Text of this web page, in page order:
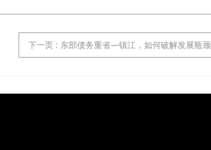
下一页 : 东部债务重省—镇江，如何破解发展瓶颈